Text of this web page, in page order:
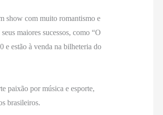
show com muito romantismo e
maiores sucessos, como “O
estão à venda na bilheteria do
paixão por música e esporte,
brasileiros.